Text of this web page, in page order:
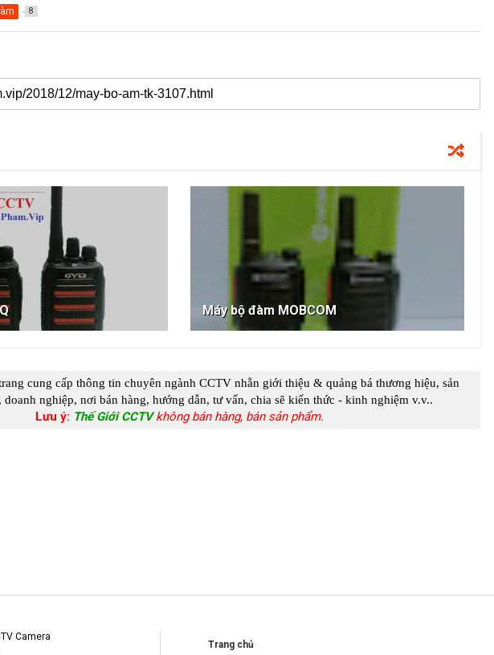
8
Máy bộ đàm MOBCOM
cung cấp thông tin chuyên ngành CCTVnhằn giới thiệu & quảng bá thương hiệu, sản
nghiệp, nơi bán hàng, hướng dẫn, tư vấn, chia sẽ kiến thức - kinh nghiệm v.v..
Lưu ý: Thế Giới CCTV không bán hàng, bán sản phẩm.
Camera
Trang chủ